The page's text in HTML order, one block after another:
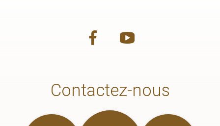
Contactez-nous